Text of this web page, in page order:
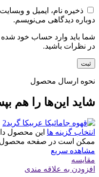
ذخیره نام، ایمیل و
دوباره دیدگاهی می‌نویسم.
شما باید وارد حساب خود شده
در نظرات باشید.
نحوه ارسال محصول
شاید این‌ها را هم
انتخاب گزینه ها این محصول
ممکن است در صفحه محصول
مشاهده سریع
مقایسه
افزودن به علاقه مندی